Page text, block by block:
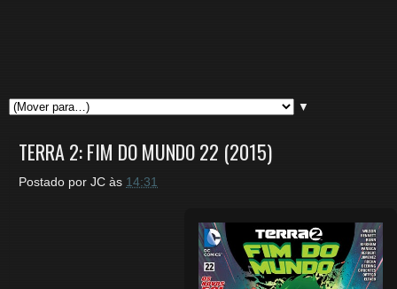
▼
TERRA 2: FIM DO MUNDO 22 (2015)
Postado por JC às 14:31